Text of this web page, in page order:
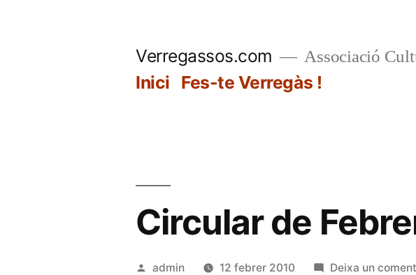
Verregassos.com Associació
Inici Fes-te Verregàs !
Circular de
Publicat
admin 12 febrer 2010 Deixa un